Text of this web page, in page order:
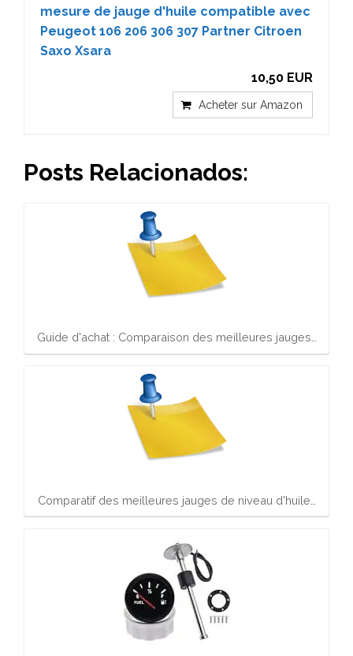
mesure de jauge d'huile compatible avec
Peugeot 106 206 306 307 Partner Citroen
Saxo Xsara
10,50 EUR
Acheter sur Amazon
Posts Relacionados:
Guide d'achat : Comparaison des meilleures jauges…
Comparatif des meilleures jauges de niveau d'huile…